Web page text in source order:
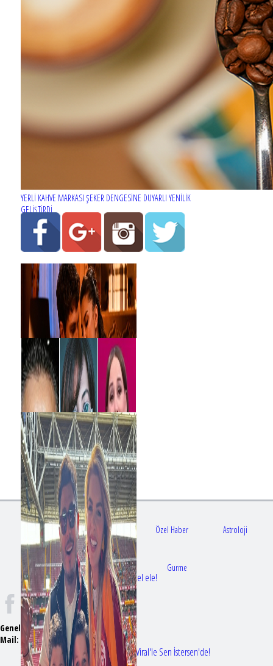
YERLİ KAHVE MARKASI ŞEKER DENGESİNE DUYARLI YENİLİK
GELİŞTİRDİ
Bir dizi aşkı daha gerçek oldu: Sette el ele!
Erol Köse'nin mektupları ilk kez Nur Viral'le Sen İstersen'de!
Gündem Sağlık Özel Haber Astroloji
Doktorlar Gurme
Genel Yayın Yönetmeni:Seyhan Erdağ
Mail:
emizmagazin@gmail.com